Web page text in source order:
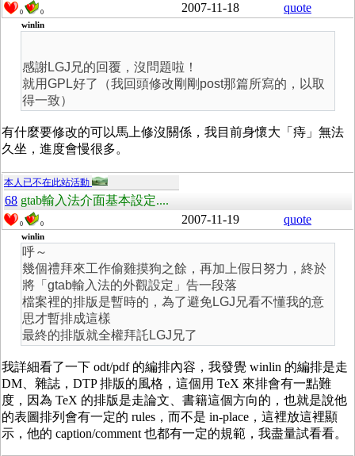
0 0 2007-11-18 quote
winlin
感謝LGJ兄的回覆，沒問題啦！
就用GPL好了（我回頭修改剛剛post那篇所寫的，以取
得一致）
有什麼要修改的可以馬上修沒關係，我目前身懷大「痔」無法
久坐，進度會慢很多。
本人已不在此站活動
68 gtab輸入法介面基本設定....
0 0 2007-11-19 quote
winlin
呼～
幾個禮拜來工作偷雞摸狗之餘，再加上假日努力，終於
將「gtab輸入法的外觀設定」告一段落
檔案裡的排版是暫時的，為了避免LGJ兄看不懂我的意
思才暫排成這樣
最終的排版就全權拜託LGJ兄了
我詳細看了一下 odt/pdf 的編排內容，我發覺 winlin 的編排是走
DM、雜誌，DTP 排版的風格，這個用 TeX 來排會有一點難
度，因為 TeX 的排版是走論文、書籍這個方向的，也就是說他
的表圖排列會有一定的 rules，而不是 in-place，這裡放這裡顯
示，他的 caption/comment 也都有一定的規範，我盡量試看看。